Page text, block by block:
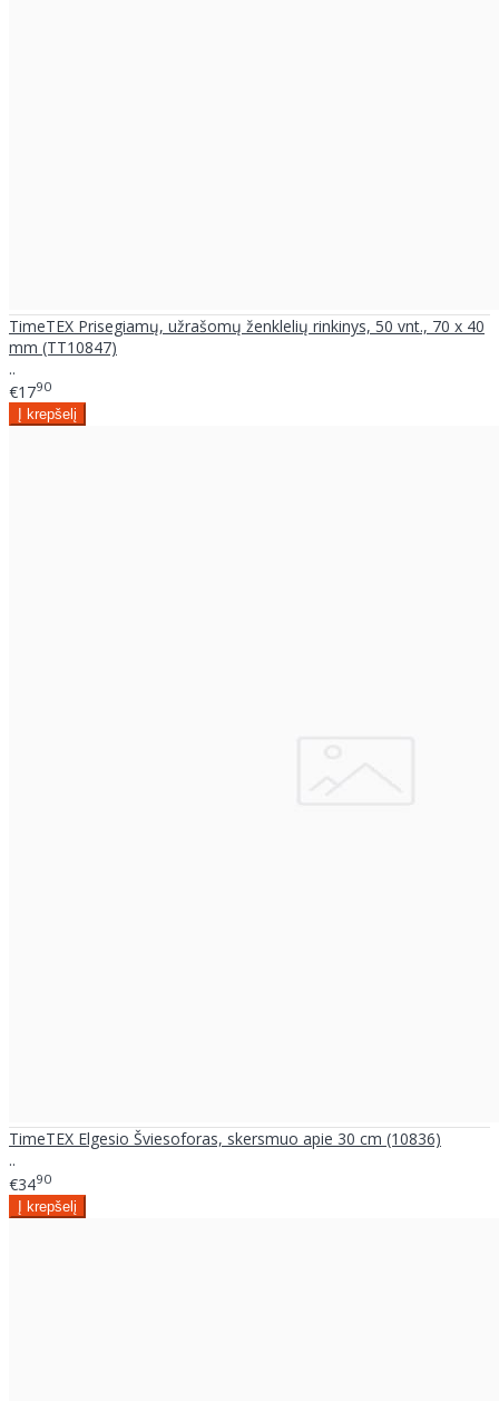
TimeTEX Prisegiamų, užrašomų ženklelių rinkinys, 50 vnt., 70 x 40
mm (TT10847)
..
€1790
TimeTEX Elgesio Šviesoforas, skersmuo apie 30 cm (10836)
..
€3490